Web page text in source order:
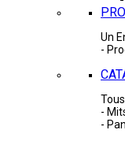
Un
-
-
-